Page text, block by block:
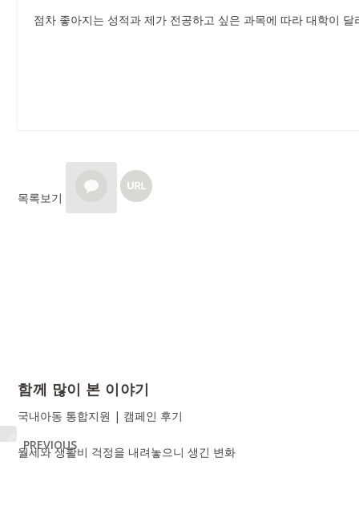
점차 좋아지는 성적과 제가 전공하고 싶은 과목에 따라 대학이
목록보기
함께 많이 본 이야기
PREVIOUS
국내아동 통합지원 | 캠페인 후기
월세와 생활비 걱정을 내려놓으니 생긴 변화